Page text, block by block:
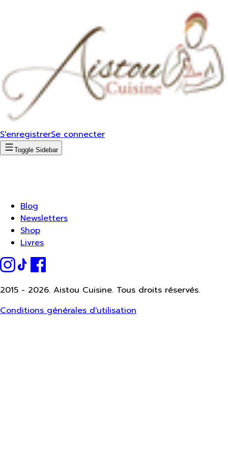
S'enregistrerSe connecter
Toggle Sidebar
Blog
Newsletters
Shop
Livres
2015 - 2026. Aistou Cuisine. Tous droits réservés.
Conditions générales d'utilisation